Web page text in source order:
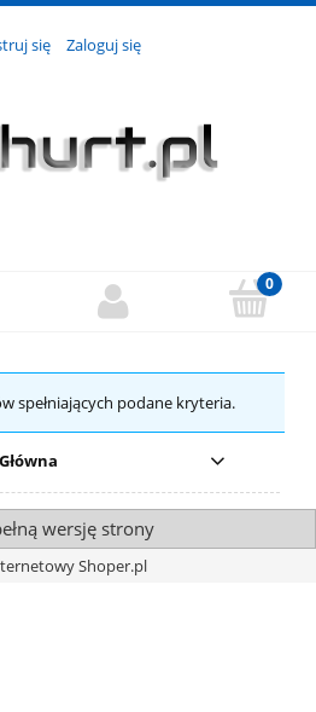
się Zaloguj się
spełniających podane kryteria.
Główna
wersję strony
Shoper.pl